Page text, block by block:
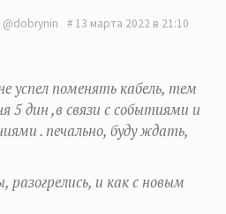
@dobrynin 13 марта 2022 в 21:10
успел поменять кабель, тем
5 дин ,в связи с событиями и
. печально, буду ждать,
разогрелись, и как с новым